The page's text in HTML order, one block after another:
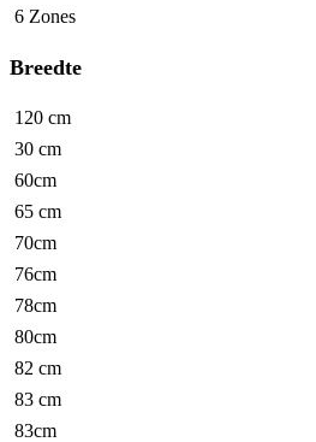
6 Zones
Breedte
120 cm
30 cm
60cm
65 cm
70cm
76cm
78cm
80cm
82 cm
83 cm
83cm